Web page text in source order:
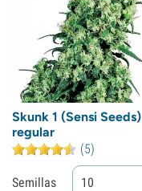
Skunk 1 (Sensi Seeds)
regular
(5)
Semillas 10